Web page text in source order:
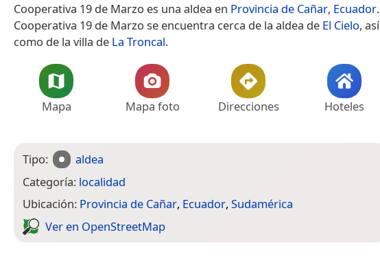
Cooperativa 19 de Marzo es una aldea en Provincia de Cañar, Ecuador.
Cooperativa 19 de Marzo se encuentra cerca de la aldea de El Cielo, así
como de la villa de La Troncal.
Mapa Mapa foto Direcciones Hoteles
Tipo:
aldea
Categoría: localidad
Ubicación: Provincia de Cañar, Ecuador, Sudamérica
Ver en Open­Street­Map